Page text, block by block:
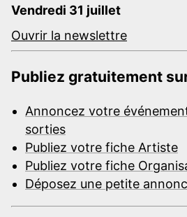
Vendredi 31 juillet
Ouvrir la newslettre
Publiez gratuitement
Annoncez votre
sorties
Publiez votre fiche Artiste
Publiez votre fiche
Déposez une petite